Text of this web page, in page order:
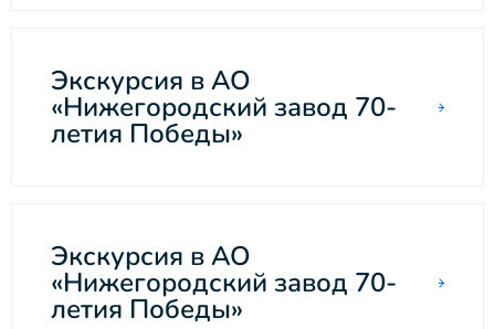
Экскурсия в АО
«Нижегородский завод 70-
летия Победы»
Экскурсия в АО
«Нижегородский завод 70-
летия Победы»